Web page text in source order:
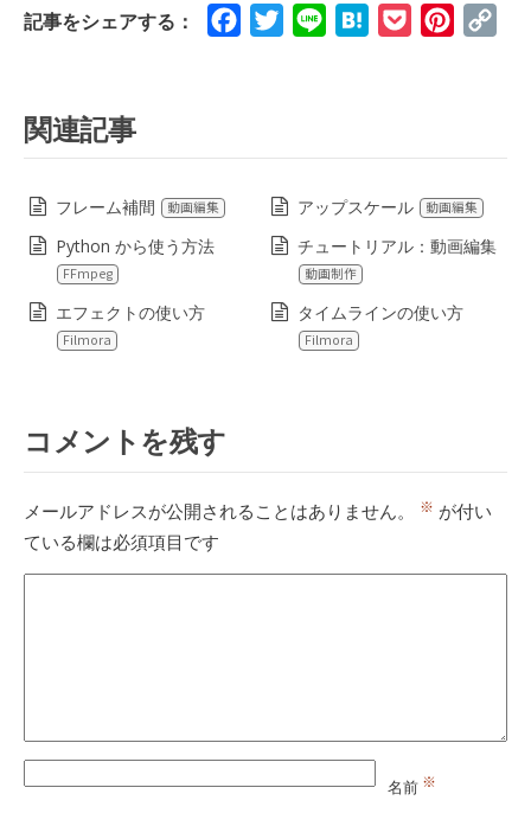
記事をシェアする： FacebookTwitterLine HatenaPocket
関連記事
フレーム補間 動画編集 アップスケール 動画編集
Python から使う方法
FFmpeg
チュートリアル：動画編集
動画制作
エフェクトの使い方
Filmora
タイムラインの使い方
Filmora
コメントを残す
メールアドレスが公開されることはありません。 ※ が付い
ている欄は必須項目です
名前 ※